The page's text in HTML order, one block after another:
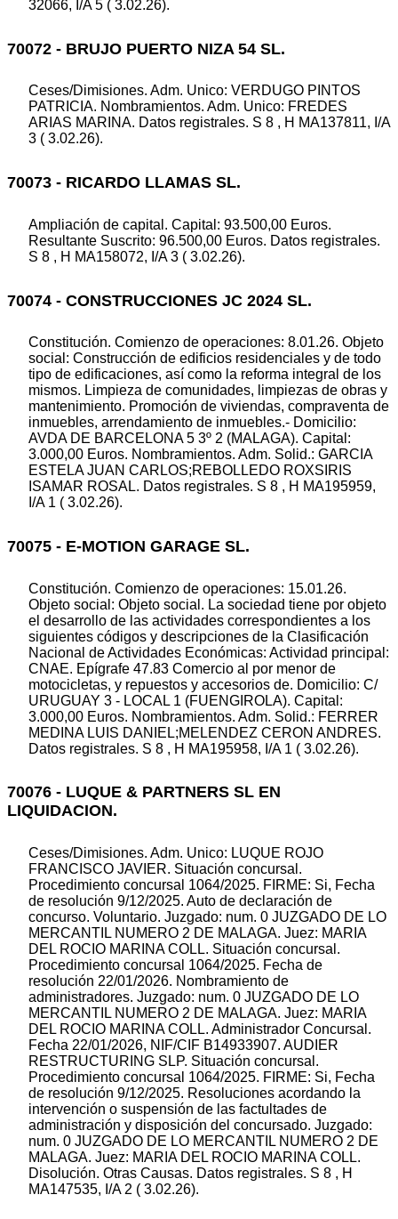
32066, I/A 5 ( 3.02.26).
70072 - BRUJO PUERTO NIZA 54 SL.
Ceses/Dimisiones. Adm. Unico: VERDUGO PINTOS
PATRICIA. Nombramientos. Adm. Unico: FREDES
ARIAS MARINA. Datos registrales. S 8 , H MA137811, I/A
3 ( 3.02.26).
70073 - RICARDO LLAMAS SL.
Ampliación de capital. Capital: 93.500,00 Euros.
Resultante Suscrito: 96.500,00 Euros. Datos registrales.
S 8 , H MA158072, I/A 3 ( 3.02.26).
70074 - CONSTRUCCIONES JC 2024 SL.
Constitución. Comienzo de operaciones: 8.01.26. Objeto
social: Construcción de edificios residenciales y de todo
tipo de edificaciones, así como la reforma integral de los
mismos. Limpieza de comunidades, limpiezas de obras y
mantenimiento. Promoción de viviendas, compraventa de
inmuebles, arrendamiento de inmuebles.- Domicilio:
AVDA DE BARCELONA 5 3º 2 (MALAGA). Capital:
3.000,00 Euros. Nombramientos. Adm. Solid.: GARCIA
ESTELA JUAN CARLOS;REBOLLEDO ROXSIRIS
ISAMAR ROSAL. Datos registrales. S 8 , H MA195959,
I/A 1 ( 3.02.26).
70075 - E-MOTION GARAGE SL.
Constitución. Comienzo de operaciones: 15.01.26.
Objeto social: Objeto social. La sociedad tiene por objeto
el desarrollo de las actividades correspondientes a los
siguientes códigos y descripciones de la Clasificación
Nacional de Actividades Económicas: Actividad principal:
CNAE. Epígrafe 47.83 Comercio al por menor de
motocicletas, y repuestos y accesorios de. Domicilio: C/
URUGUAY 3 - LOCAL 1 (FUENGIROLA). Capital:
3.000,00 Euros. Nombramientos. Adm. Solid.: FERRER
MEDINA LUIS DANIEL;MELENDEZ CERON ANDRES.
Datos registrales. S 8 , H MA195958, I/A 1 ( 3.02.26).
70076 - LUQUE & PARTNERS SL EN
LIQUIDACION.
Ceses/Dimisiones. Adm. Unico: LUQUE ROJO
FRANCISCO JAVIER. Situación concursal.
Procedimiento concursal 1064/2025. FIRME: Si, Fecha
de resolución 9/12/2025. Auto de declaración de
concurso. Voluntario. Juzgado: num. 0 JUZGADO DE LO
MERCANTIL NUMERO 2 DE MALAGA. Juez: MARIA
DEL ROCIO MARINA COLL. Situación concursal.
Procedimiento concursal 1064/2025. Fecha de
resolución 22/01/2026. Nombramiento de
administradores. Juzgado: num. 0 JUZGADO DE LO
MERCANTIL NUMERO 2 DE MALAGA. Juez: MARIA
DEL ROCIO MARINA COLL. Administrador Concursal.
Fecha 22/01/2026, NIF/CIF B14933907. AUDIER
RESTRUCTURING SLP. Situación concursal.
Procedimiento concursal 1064/2025. FIRME: Si, Fecha
de resolución 9/12/2025. Resoluciones acordando la
intervención o suspensión de las factultades de
administración y disposición del concursado. Juzgado:
num. 0 JUZGADO DE LO MERCANTIL NUMERO 2 DE
MALAGA. Juez: MARIA DEL ROCIO MARINA COLL.
Disolución. Otras Causas. Datos registrales. S 8 , H
MA147535, I/A 2 ( 3.02.26).